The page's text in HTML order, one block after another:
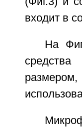
входит в
На